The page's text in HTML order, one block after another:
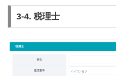
3-4. 税理士